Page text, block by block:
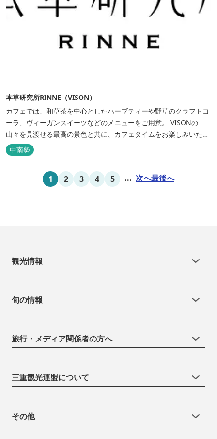
本草研究所RINNE（VISON）
カフェでは、和草茶を中心としたハーブティーや野草のクラフトコ
ーラ、ヴィーガンスイーツなどのメニューをご用意。 VISONの
山々を見渡せる最高の景色と共に、カフェタイムをお楽しみいただ
けます。 また、オーガニックの食材やコスメ、バスハーブなど、心
中南勢
1 2 3 4 5 ... 次へ最後へ
観光情報
旬の情報
旅行・メディア関係者の方へ
三重観光連盟について
その他